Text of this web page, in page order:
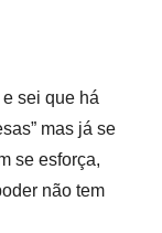
sei que há
mas já se
se esforça,
não tem